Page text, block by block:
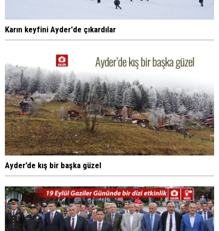
Karın keyfini Ayder'de çıkardılar
Ayder’de kış bir başka güzel